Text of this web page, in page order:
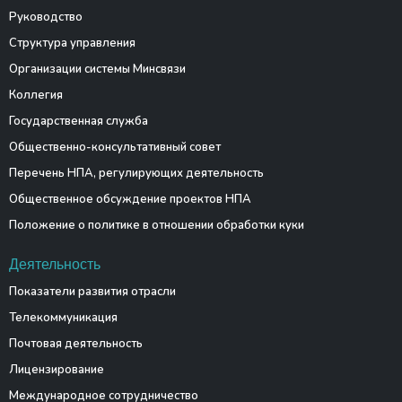
Руководство
Структура управления
Организации системы Минсвязи
Коллегия
Государственная служба
Общественно-консультативный совет
Перечень НПА, регулирующих деятельность
Общественное обсуждение проектов НПА
Положение о политике в отношении обработки куки
Деятельность
Показатели развития отрасли
Телекоммуникация
Почтовая деятельность
Лицензирование
Международное сотрудничество